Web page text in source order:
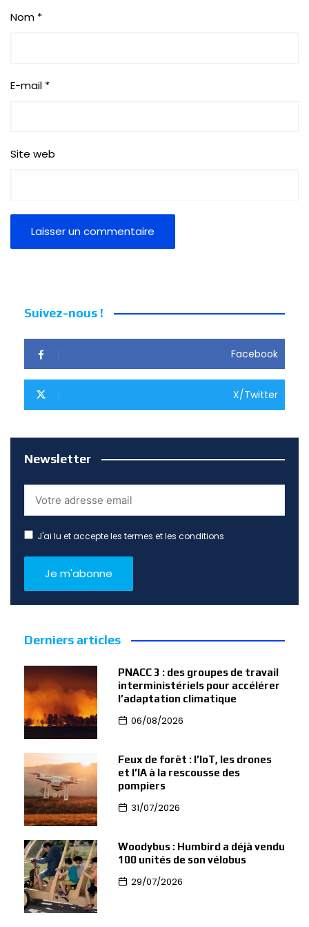
Nom *
E-mail *
Site web
Suivez-nous !
Facebook
X/Twitter
Newsletter
J'ai lu et accepte les termes et les conditions
Derniers articles
PNACC 3 : des groupes de travail
interministériels pour accélérer
l’adaptation climatique
06/08/2026
Feux de forêt : l’IoT, les drones
et l’IA à la rescousse des
pompiers
31/07/2026
Woodybus : Humbird a déjà vendu
100 unités de son vélobus
29/07/2026